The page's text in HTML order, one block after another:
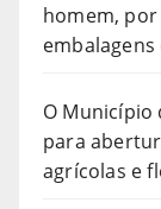
homem, por
embalagens
O
para
agrícolas e